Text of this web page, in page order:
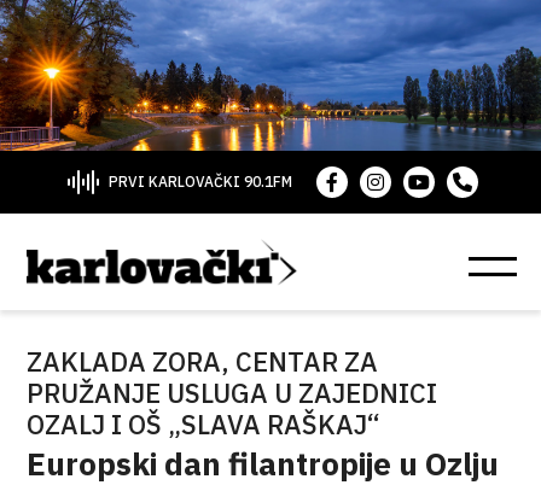
PRVI KARLOVAČKI 90.1FM
ZAKLADA ZORA, CENTAR ZA
PRUŽANJE USLUGA U ZAJEDNICI
OZALJ I OŠ „SLAVA RAŠKAJ“
Europski dan filantropije u Ozlju